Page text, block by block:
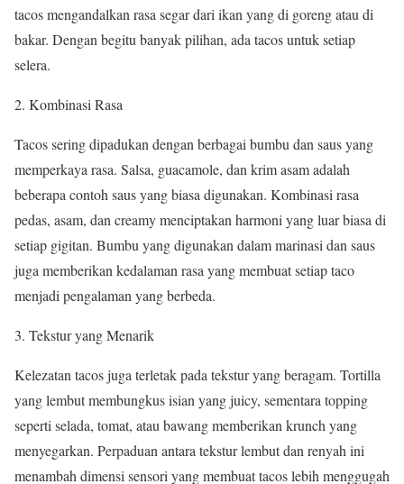
tacos mengandalkan rasa segar dari ikan yang di goreng atau di
bakar. Dengan begitu banyak pilihan, ada tacos untuk setiap
selera.
2. Kombinasi Rasa
Tacos sering dipadukan dengan berbagai bumbu dan saus yang
memperkaya rasa. Salsa, guacamole, dan krim asam adalah
beberapa contoh saus yang biasa digunakan. Kombinasi rasa
pedas, asam, dan creamy menciptakan harmoni yang luar biasa di
setiap gigitan. Bumbu yang digunakan dalam marinasi dan saus
juga memberikan kedalaman rasa yang membuat setiap taco
menjadi pengalaman yang berbeda.
3. Tekstur yang Menarik
Kelezatan tacos juga terletak pada tekstur yang beragam. Tortilla
yang lembut membungkus isian yang juicy, sementara topping
seperti selada, tomat, atau bawang memberikan krunch yang
menyegarkan. Perpaduan antara tekstur lembut dan renyah ini
menambah dimensi sensori yang membuat tacos lebih menggugah